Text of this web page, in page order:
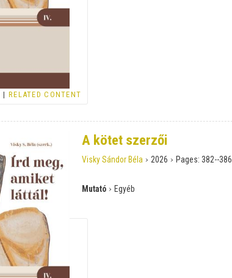
|RELATED CONTENT
A kötet szerzői
Visky Sándor Béla › 2026 › Pages: 382--386
Mutató › Egyéb